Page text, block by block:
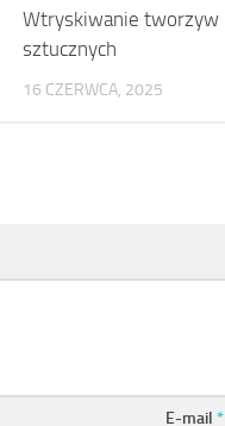
Wtryskiwanie tworzyw
sztucznych
16 CZERWCA, 2025
E-mail*